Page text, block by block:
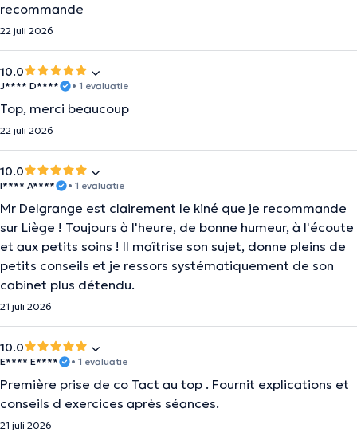
recommande
22 juli 2026
10.0
J**** D**** • 1 evaluatie
Top, merci beaucoup
22 juli 2026
10.0
I**** A**** • 1 evaluatie
Mr Delgrange est clairement le kiné que je recommande
sur Liège ! Toujours à l'heure, de bonne humeur, à l'écoute
et aux petits soins ! Il maîtrise son sujet, donne pleins de
petits conseils et je ressors systématiquement de son
cabinet plus détendu.
21 juli 2026
10.0
E**** E**** • 1 evaluatie
Première prise de co Tact au top . Fournit explications et
conseils d exercices après séances.
21 juli 2026